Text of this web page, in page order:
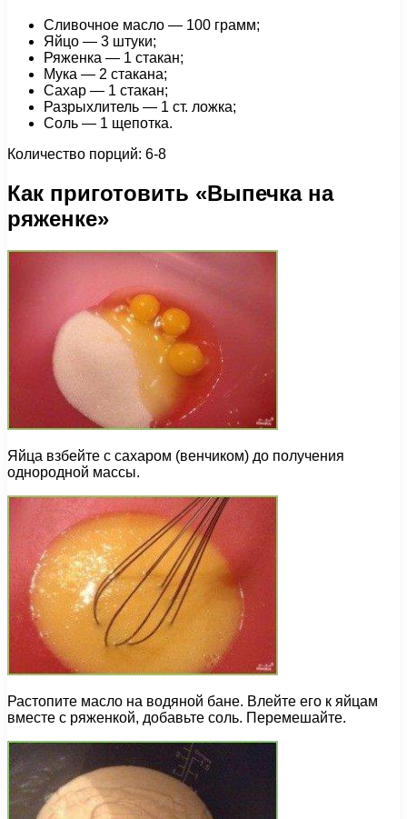
Сливочное масло — 100 грамм;
Яйцо — 3 штуки;
Ряженка — 1 стакан;
Мука — 2 стакана;
Сахар — 1 стакан;
Разрыхлитель — 1 ст. ложка;
Соль — 1 щепотка.
Количество порций: 6-8
Как приготовить «Выпечка на
ряженке»
Яйца взбейте с сахаром (венчиком) до получения
однородной массы.
Растопите масло на водяной бане. Влейте его к яйцам
вместе с ряженкой, добавьте соль. Перемешайте.